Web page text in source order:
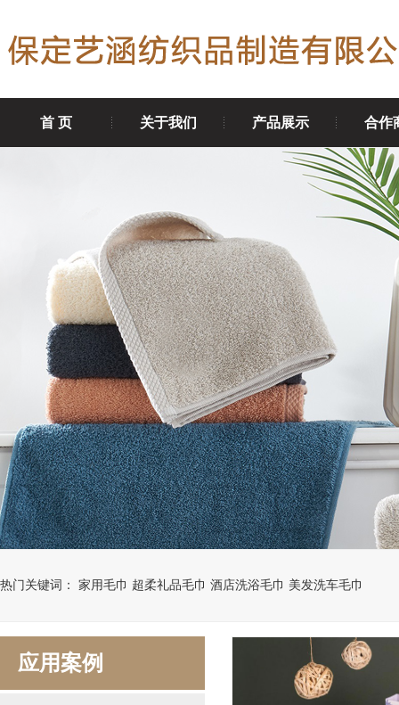
首 页 关于我们 产品展示 合作
热门关键词： 家用毛巾 超柔礼品毛巾 酒店洗浴毛巾 美发洗车毛巾
应用案例